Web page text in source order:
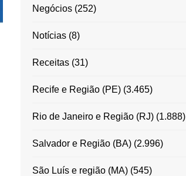
Negócios(252)
Notícias(8)
Receitas(31)
Recife e Região (PE)(3.465)
Rio de Janeiro e Região (RJ)(1.888)
Salvador e Região (BA)(2.996)
São Luís e região (MA)(545)